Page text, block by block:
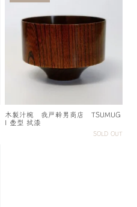
木製汁椀 我戸幹男商店 TSUMUG
I 壺型 拭漆
SOLD OUT